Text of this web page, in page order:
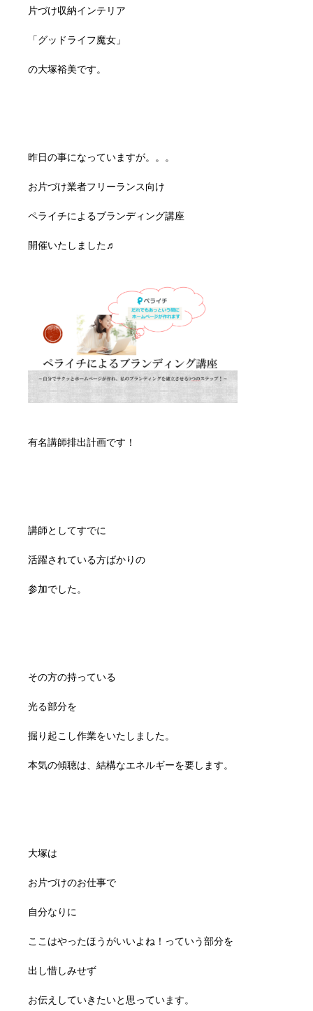
片づけ収納インテリア
「グッドライフ魔女」
の大塚裕美です。
昨日の事になっていますが。。。
お片づけ業者フリーランス向け
ペライチによるブランディング講座
開催いたしました♬
有名講師排出計画です！
講師としてすでに
活躍されている方ばかりの
参加でした。
その方の持っている
光る部分を
掘り起こし作業をいたしました。
本気の傾聴は、結構なエネルギーを要します。
大塚は
お片づけのお仕事で
自分なりに
ここはやったほうがいいよね！っていう部分を
出し惜しみせず
お伝えしていきたいと思っています。